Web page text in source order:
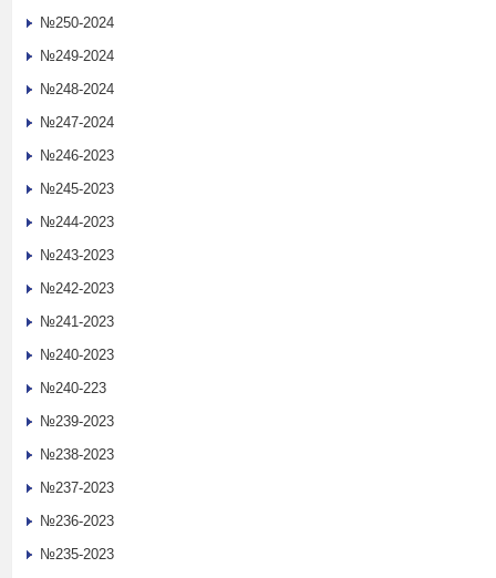
№250-2024
№249-2024
№248-2024
№247-2024
№246-2023
№245-2023
№244-2023
№243-2023
№242-2023
№241-2023
№240-2023
№240-223
№239-2023
№238-2023
№237-2023
№236-2023
№235-2023